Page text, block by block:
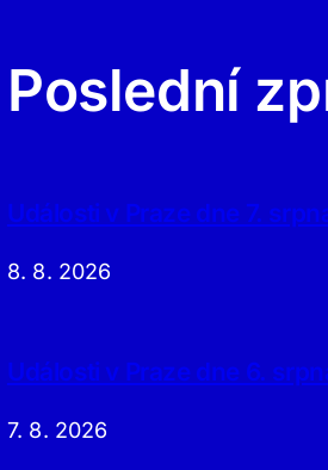
Poslední
Události v Praze dne 7.
8. 8. 2026
Události v Praze dne 6.
7. 8. 2026